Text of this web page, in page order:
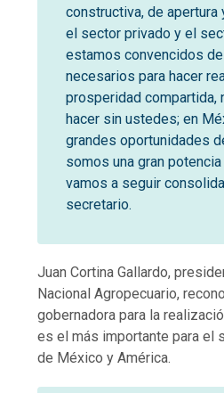
constructiva, de apertura
el sector privado y el
estamos convencidos
necesarios para hacer
prosperidad compartida,
hacer sin ustedes; en
grandes oportunidades
somos una gran
vamos a seguir
secretario.
Juan Cortina Gallardo,
Nacional Agropecuario,
gobernadora para la
es el más importante para el
de México y América.